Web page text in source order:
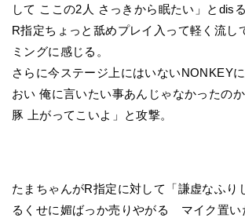
して ここの2人 さっきから眠たい」とdisる
R指定ちょっと舐めプレイ入って軽く流し
ミングに感じる。
さらに今ステージ上にはいないNONKEY
おい 俺に言いたい事あんじゃなかったの
豚 上がってこいよ」と攻撃。
たまちゃんがR指定に対して「謙虚なふり
るくせに媚ばっか売りやがる マイク置い